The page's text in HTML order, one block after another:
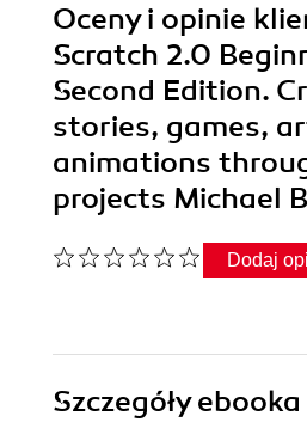
Oceny i opinie
Scratch 2.0
Second Edition.
stories, games,
animations
projects Michael
Dodaj
Szczegółyebooka